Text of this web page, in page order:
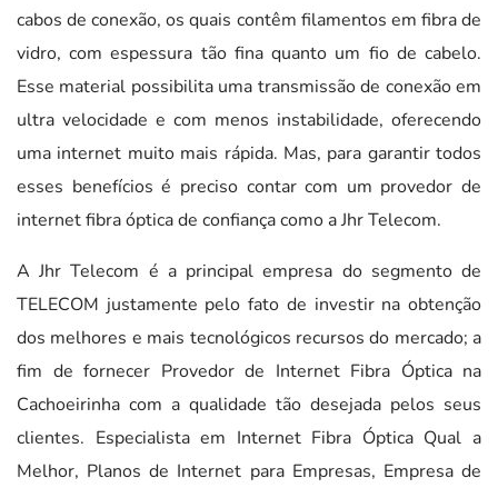
cabos de conexão, os quais contêm filamentos em fibra de
vidro, com espessura tão fina quanto um fio de cabelo.
Esse material possibilita uma transmissão de conexão em
ultra velocidade e com menos instabilidade, oferecendo
uma internet muito mais rápida. Mas, para garantir todos
esses benefícios é preciso contar com um provedor de
internet fibra óptica de confiança como a Jhr Telecom.
A Jhr Telecom é a principal empresa do segmento de
TELECOM justamente pelo fato de investir na obtenção
dos melhores e mais tecnológicos recursos do mercado; a
fim de fornecer Provedor de Internet Fibra Óptica na
Cachoeirinha com a qualidade tão desejada pelos seus
clientes. Especialista em Internet Fibra Óptica Qual a
Melhor, Planos de Internet para Empresas, Empresa de